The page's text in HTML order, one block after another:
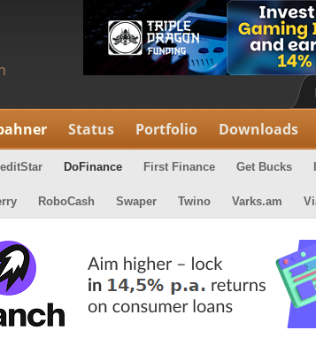
Status Portfolio Downloads
DoFinance First Finance Get Bucks
RoboCash Swaper Twino Varks.am